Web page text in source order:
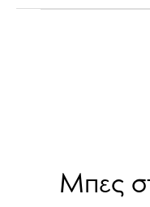
Μπες